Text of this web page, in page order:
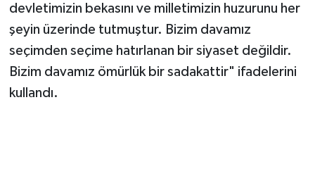
devletimizin bekasını ve milletimizin huzurunu her
şeyin üzerinde tutmuştur. Bizim davamız
seçimden seçime hatırlanan bir siyaset değildir.
Bizim davamız ömürlük bir sadakattir" ifadelerini
kullandı.